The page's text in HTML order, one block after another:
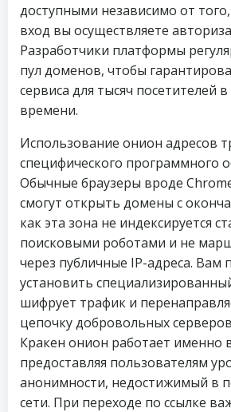
доступными независимо от
вход вы осуществляете
Разработчики платформы
пул доменов, чтобы
сервиса для тысяч посетителей
времени.
Использование онион адресов
специфического программного
Обычные браузеры вроде
смогут открыть домены с
как эта зона не индексируется
поисковыми роботами и не
через публичные IP-адреса. Вам
установить
шифрует трафик и
цепочку добровольных
Кракен онион работает именно
предоставляя пользователям
анонимности, недостижимый в
сети. При переходе по ссылке